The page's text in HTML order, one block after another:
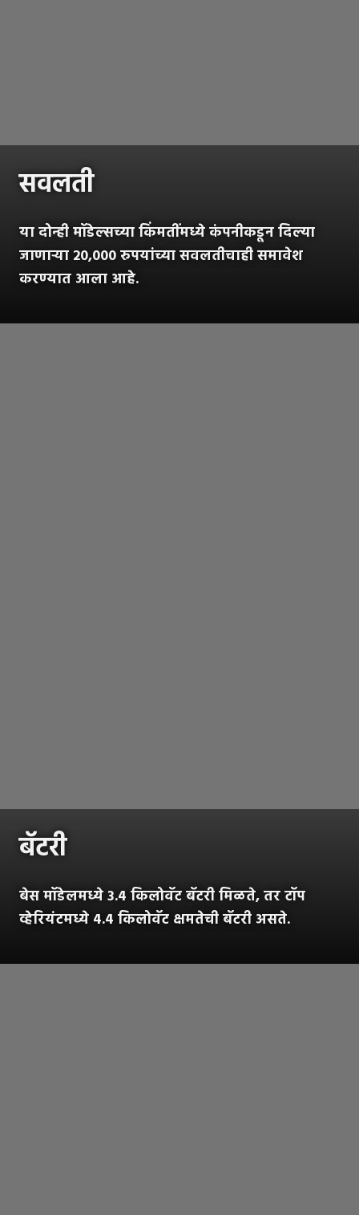
सवलती
या दोन्ही मॉडेल्सच्या किंमतींमध्ये कंपनीकडून दिल्या
जाणाऱ्या 20,000 रुपयांच्या सवलतीचाही समावेश
करण्यात आला आहे.
बॅटरी
बेस मॉडेलमध्ये 3.4 किलोवॅट बॅटरी मिळते, तर टॉप
व्हेरियंटमध्ये 4.4 किलोवॅट क्षमतेची बॅटरी असते.